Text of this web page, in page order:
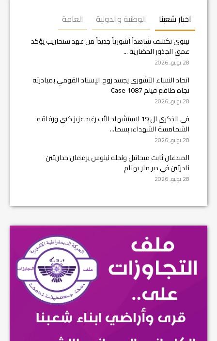
اخبار شعبنا الوطنية والدولية العامة
نينوى تكشف شاهداً آشورياً جديداً من عهد سنحاريب يؤكد
عمق الجذور الحضارية ...
28 يونيو, 2026
اتحاد النساء الآشوري يجسد روح الإسناد القومي بمبادرته
تجاه طاقم فيلم Case 1087
28 يونيو, 2026
في الذكرى ال 19 لاستشهاد الأب رغيد عزيز كني ورفاقه
الشمامسة الشهداء: بسما...
28 يونيو, 2026
المبدعان ثابت ميخائيل ونجله نينوس يرممان جداريتين
نادرتين في دير مار بهنام
28 يونيو, 2026